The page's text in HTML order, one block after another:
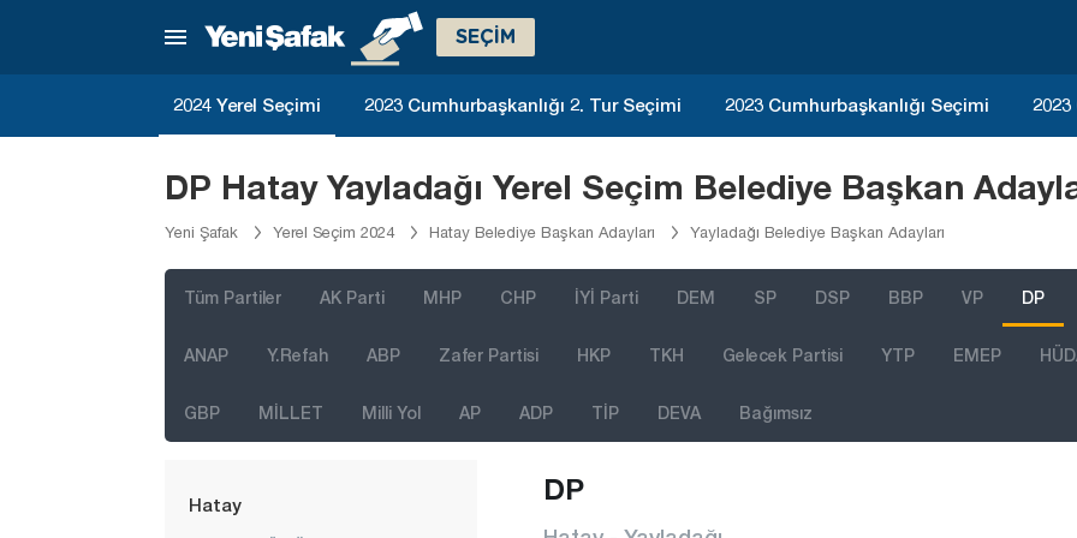
SEÇİM
2024 Yerel Seçimi 2023 Cumhurbaşkanlığı 2. Tur Seçimi 2023 Cumhurbaşkanlığı Seçimi
DP Hatay Yayladağı Yerel Seçim Belediye Başkan
Yeni Şafak Yerel Seçim 2024 Hatay Belediye Başkan Adayları Yayladağı Belediye Başkan Adayları
Tüm Partiler AK Parti MHP CHP İYİ Parti DEM SP DSP BBP VP DP
ANAP Y.Refah ABP Zafer Partisi HKP TKH Gelecek Partisi YTP EMEP
GBP MİLLET Milli Yol AP ADP TİP DEVA Bağımsız
Diyarbakır
Eskişehir
Gümüşhane
Hatay
DP